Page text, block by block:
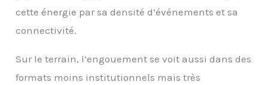
cette énergie par sa densité d’événements et sa
connectivité.
Sur le terrain, l’engouement se voit aussi dans des
formats moins institutionnels mais très